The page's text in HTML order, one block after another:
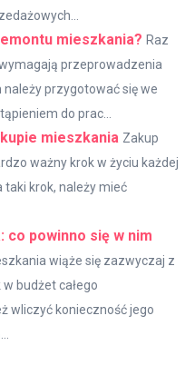
mieszkania? Raz
przeprowadzenia
przygotować się we
do prac...
mieszkania Zakup
ważny krok w życiu każdej
taki krok, należy mieć
co powinno się w nim
wiąże się zazwyczaj z
budżet całego
wliczyć konieczność jego